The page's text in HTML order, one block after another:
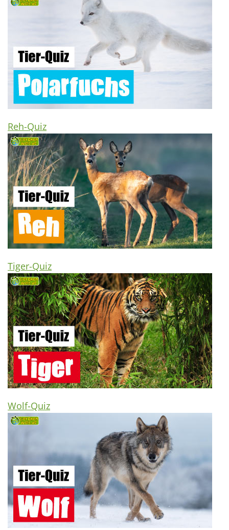
Reh-Quiz
Tiger-Quiz
Wolf-Quiz